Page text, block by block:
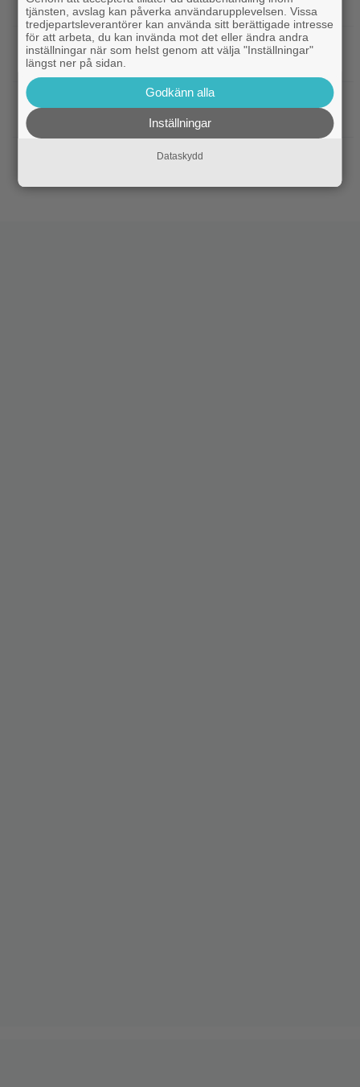
hyllade filmdebut i denna skarpa thriller
Fantasy|Sista säsongen av ”The Witcher”
försenas – släpps 2027
Netflix
Nu på Netflix: Tidlös krigsklassiker från
1961 fick fullpott
”Hajen” i topp när Empires läsare
tjänsten, avslag kan påverka användarupplevelsen. Vissa
tredjepartsleverantörer kan använda sitt berättigade intresse
för att arbeta, du kan invända mot det eller ändra andra
inställningar när som helst genom att välja "Inställningar"
längst ner på sidan.
Godkänn alla
Inställningar
Dataskydd